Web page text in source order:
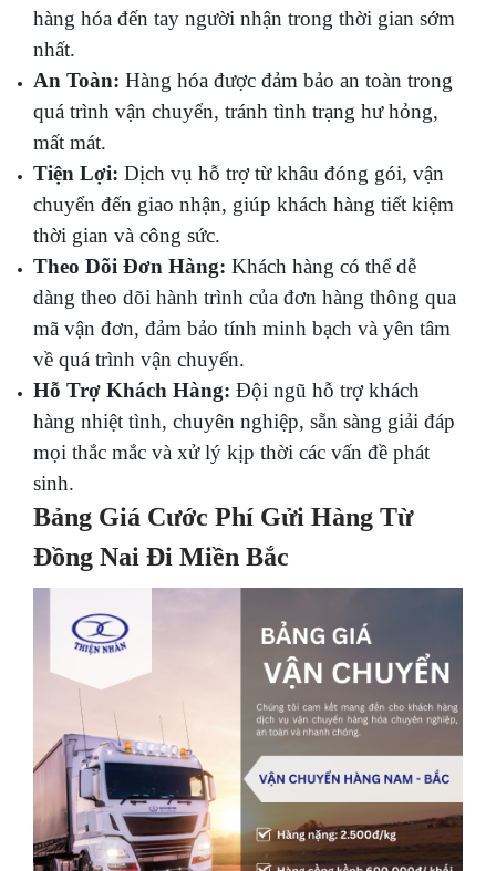
hàng hóa đến tay người nhận trong thời gian sớm
nhất.
An Toàn: Hàng hóa được đảm bảo an toàn trong
quá trình vận chuyển, tránh tình trạng hư hỏng,
mất mát.
Tiện Lợi: Dịch vụ hỗ trợ từ khâu đóng gói, vận
chuyển đến giao nhận, giúp khách hàng tiết kiệm
thời gian và công sức.
Theo Dõi Đơn Hàng: Khách hàng có thể dễ
dàng theo dõi hành trình của đơn hàng thông qua
mã vận đơn, đảm bảo tính minh bạch và yên tâm
về quá trình vận chuyển.
Hỗ Trợ Khách Hàng: Đội ngũ hỗ trợ khách
hàng nhiệt tình, chuyên nghiệp, sẵn sàng giải đáp
mọi thắc mắc và xử lý kịp thời các vấn đề phát
sinh.
Bảng Giá Cước Phí Gửi Hàng Từ
Đồng Nai Đi Miền Bắc